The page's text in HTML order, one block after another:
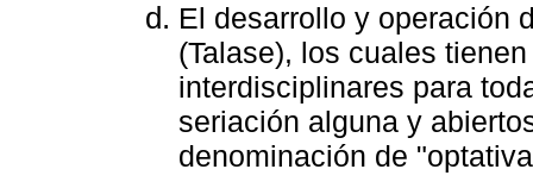
El desarrollo y operación
(Talase), los cuales
interdisciplinares para
seriación alguna y
denominación de